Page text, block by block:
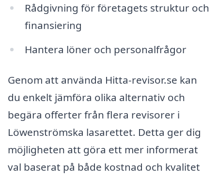
Rådgivning för företagets struktur och
finansiering
Hantera löner och personalfrågor
Genom att använda Hitta-revisor.se kan
du enkelt jämföra olika alternativ och
begära offerter från flera revisorer i
Löwenströmska lasarettet. Detta ger dig
möjligheten att göra ett mer informerat
val baserat på både kostnad och kvalitet